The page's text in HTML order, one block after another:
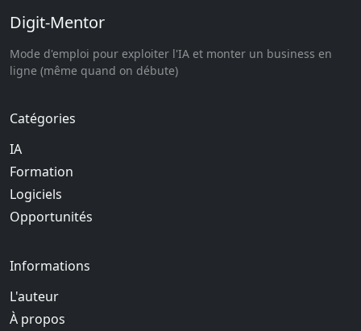
Digit-Mentor
Mode d'emploi pour exploiter l'IA et monter un business en
ligne (même quand on débute)
Catégories
IA
Formation
Logiciels
Opportunités
Informations
L'auteur
À propos